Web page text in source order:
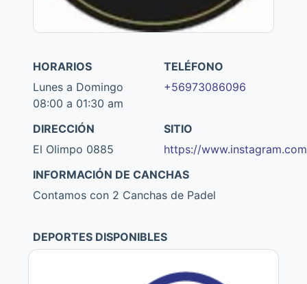
HORARIOS
Lunes a Domingo
08:00 a 01:30 am
TELÉFONO
+56973086096
DIRECCIÓN
El Olimpo 0885
SITIO
https://
INFORMACIÓN DE CANCHAS
Contamos con 2 Canchas de Padel
DEPORTES DISPONIBLES